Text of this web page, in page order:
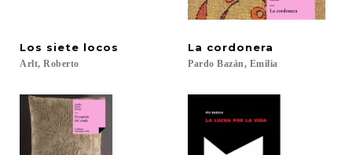
Los siete locos
Arlt, Roberto
La cordonera
Pardo Bazán, Emilia